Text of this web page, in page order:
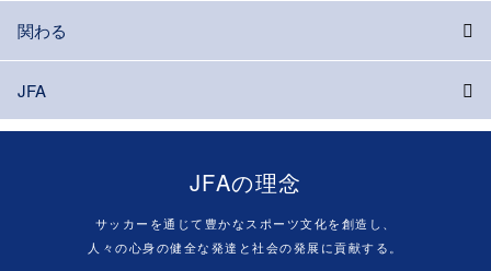
関わる
JFA
JFAの理念
サッカーを通じて豊かなスポーツ文化を創造し、
人々の心身の健全な発達と社会の発展に貢献する。